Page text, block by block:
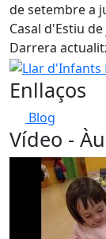
de setembre a
Casal d'Estiu
Darrera
Llar d'Infants
Enllaços
Blog
Vídeo -